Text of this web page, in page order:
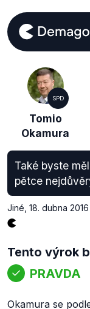
SPD
Tomio
Okamura
Také byste
pětce
Jiné 18. dubna 2016
Tento výrok
PRAVDA
Okamura se